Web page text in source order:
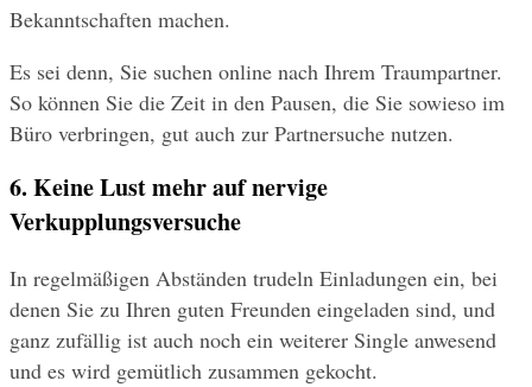
Bekanntschaften machen.
Es sei denn, Sie suchen online nach Ihrem Traumpartner.
So können Sie die Zeit in den Pausen, die Sie sowieso im
Büro verbringen, gut auch zur Partnersuche nutzen.
6. Keine Lust mehr auf nervige
Verkupplungsversuche
In regelmäßigen Abständen trudeln Einladungen ein, bei
denen Sie zu Ihren guten Freunden eingeladen sind, und
ganz zufällig ist auch noch ein weiterer Single anwesend
und es wird gemütlich zusammen gekocht.